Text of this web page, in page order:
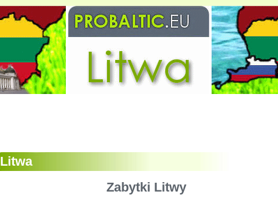
Litwa
Zabytki Litwy